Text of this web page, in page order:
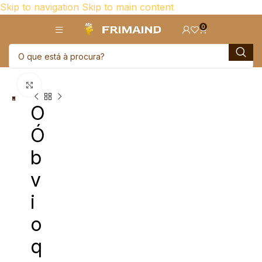
Skip to navigation Skip to main content
0
O
Ó
b
v
i
o
q